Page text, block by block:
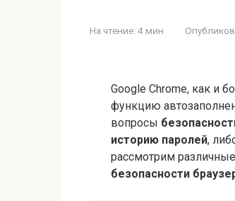
На чтение: 4 мин
Google Chrome, как и
функцию
вопросы
историю паролей,
рассмотрим
безопасности